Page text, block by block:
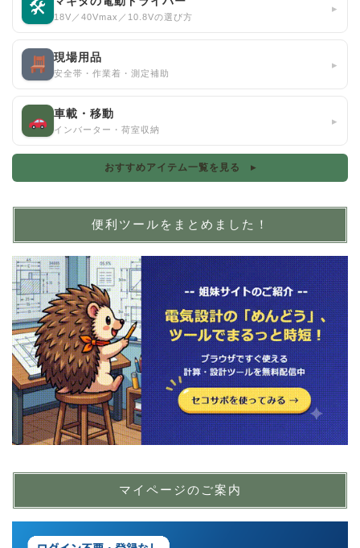
🛠 18V／40Vmax／10.8Vの選び方
▸
現場用品
安全帯・作業着・測定補助
▸
車載・移動
インバーター・荷室収納
▸
おすすめアイテム一覧を見る ▸
便利ツールをまとめました！
マイページのご案内